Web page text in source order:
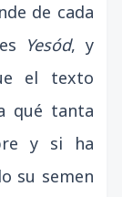
de cada
Yesód, y
el texto
qué tanta
y si ha
su semen